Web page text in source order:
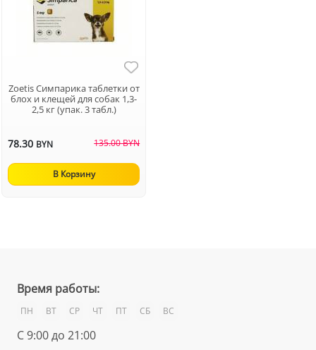
Zoetis Симпарика таблетки от
блох и клещей для собак 1,3-
2,5 кг (упак. 3 табл.)
78.30 BYN 135.00 BYN
В Корзину
Время работы:
ПН ВТ СР ЧТ ПТ СБ ВС
С 9:00 до 21:00